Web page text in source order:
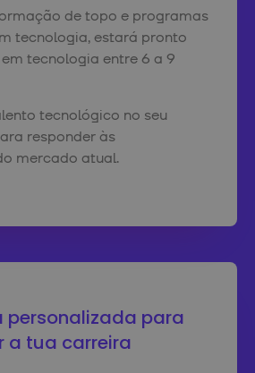
de topo e programas
tecnologia, estará pronto
tecnologia entre 6 a 9
tecnológico no seu
responder às
mercado atual.
personalizada para
a tua carreira